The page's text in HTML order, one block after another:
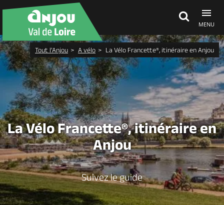
MENU
Découvrir
À voir, à faire
Agenda
Dormir, manger
Séjours, cadeaux
Tout l’Anjou A vélo La Vélo Francette®, itinéraire en Anjou
La Vélo Francette®, itinéraire en
Anjou
Suivez le guide